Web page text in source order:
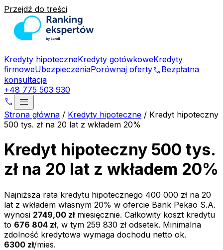
Przejdź do treści
Kredyty hipoteczneKredyty gotówkoweKredyty
firmoweUbezpieczeniaPorównaj ofertyphone Bezpłatna
konsultacja
+48 775 503 930
phone menu
Strona główna / Kredyty hipoteczne / Kredyt hipoteczny
500 tys. zł na 20 lat z wkładem 20%
Kredyt hipoteczny 500 tys.
zł na 20 lat z wkładem 20%
Najniższa rata kredytu hipotecznego 400 000 zł na 20
lat z wkładem własnym 20% w ofercie Bank Pekao S.A.
wynosi 2749,00 złmiesięcznie. Całkowity koszt kredytu
to 676 804 zł, w tym 259 830 zł odsetek. Minimalna
zdolność kredytowa wymaga dochodu netto ok.
6300 zł/mies.